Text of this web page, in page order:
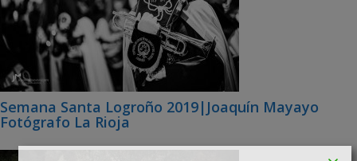
Semana Santa Logroño 2019|Joaquín Mayayo
Fotógrafo La Rioja